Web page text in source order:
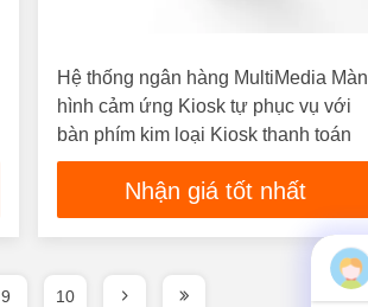
Hệ thống ngân hàng MultiMedia Màn
hình cảm ứng Kiosk tự phục vụ với
bàn phím kim loại Kiosk thanh toán
Nhận giá tốt nhất
9 10